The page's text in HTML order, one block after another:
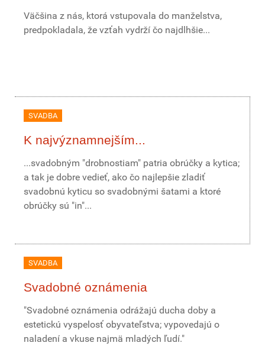
Väčšina z nás, ktorá vstupovala do manželstva,
predpokladala, že vzťah vydrží čo najdlhšie...
SVADBA
K najvýznamnejším...
...svadobným "drobnostiam" patria obrúčky a kytica;
a tak je dobre vedieť, ako čo najlepšie zladiť
svadobnú kyticu so svadobnými šatami a ktoré
obrúčky sú "in"...
SVADBA
Svadobné oznámenia
"Svadobné oznámenia odrážajú ducha doby a
estetickú vyspelosť obyvateľstva; vypovedajú o
naladení a vkuse najmä mladých ľudí."